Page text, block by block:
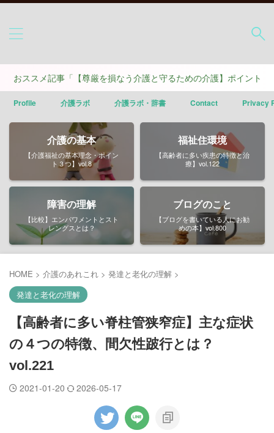
記事「【尊厳を損なう介護と守るための介護】ポイントは４つ」
Profile 介護ラボ 介護ラボ・辞書 Contact Privacy
介護の基本
【介護福祉の基本理念・ポイン
ト３つ】vol.8
福祉住環境
【高齢者に多い疾患の特徴と治
療】vol.122
障害の理解
【比較】エンパワメントとスト
レングスとは？
ブログのこと
【ブログを書いている人にお勧
めの本】vol.800
HOME > 介護のあれこれ > 発達と老化の理解 >
発達と老化の理解
【高齢者に多い脊柱管狭窄症】主な症状
の４つの特徴、間欠性跛行とは？
vol.221
2021-01-20 2026-05-17